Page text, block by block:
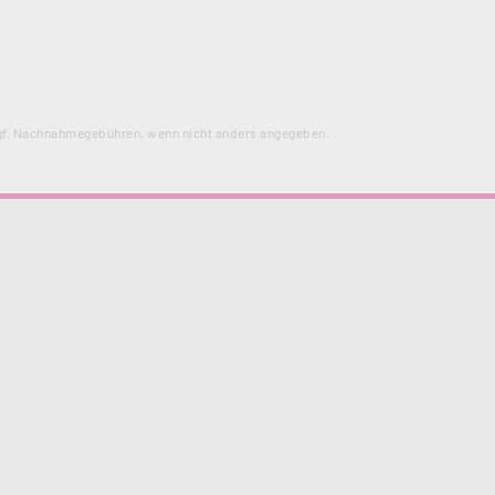
Nachnahmegebühren, wenn nicht anders angegeben.